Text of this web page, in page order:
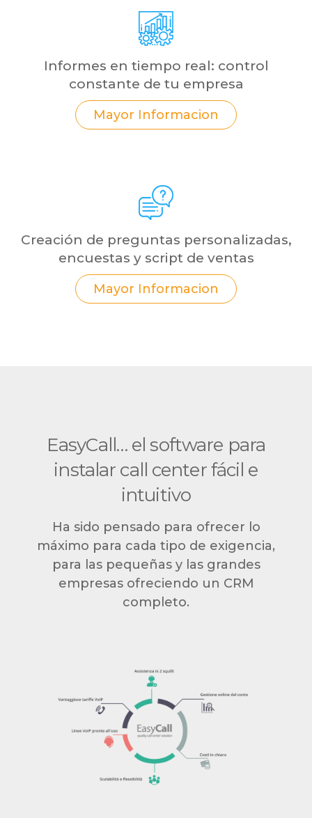
Informes en tiempo real: control
constante de tu empresa
Mayor Informacion
Creación de preguntas personalizadas,
encuestas y script de ventas
Mayor Informacion
EasyCall… el software para
instalar call center fácil e
intuitivo
Ha sido pensado para ofrecer lo
máximo para cada tipo de exigencia,
para las pequeñas y las grandes
empresas ofreciendo un CRM
completo.